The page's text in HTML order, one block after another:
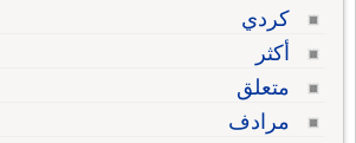
كردي
أكثر
متعلق
مرادف